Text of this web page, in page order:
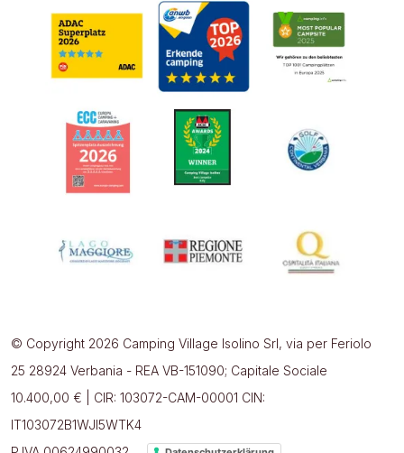
© Copyright 2026 Camping Village Isolino Srl, via per Feriolo
25 28924 Verbania - REA VB-151090; Capitale Sociale
10.400,00 € | CIR: 103072-CAM-00001 CIN:
IT103072B1WJI5WTK4